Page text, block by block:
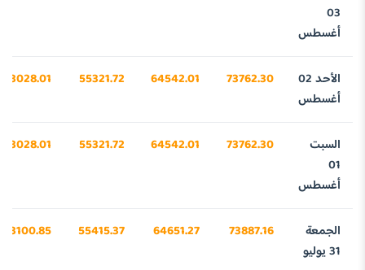
03
أغسطس
الأحد 02
أغسطس
73762.30
64542.01
55321.72
43028.01
السبت
01
أغسطس
73762.30
64542.01
55321.72
43028.01
الجمعة
31 يوليو
73887.16
64651.27
55415.37
43100.85